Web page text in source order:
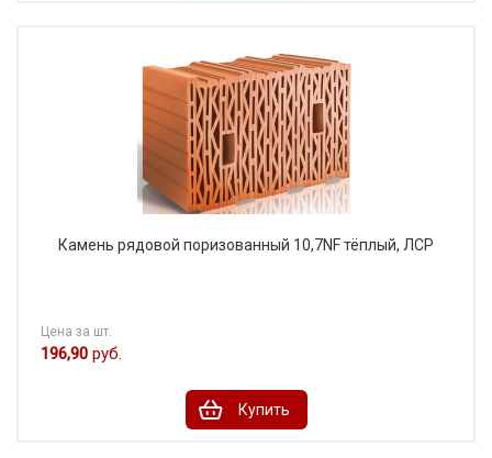
Камень рядовой поризованный 10,7NF тёплый, ЛСР
Цена за шт.
196,90 руб.
Купить